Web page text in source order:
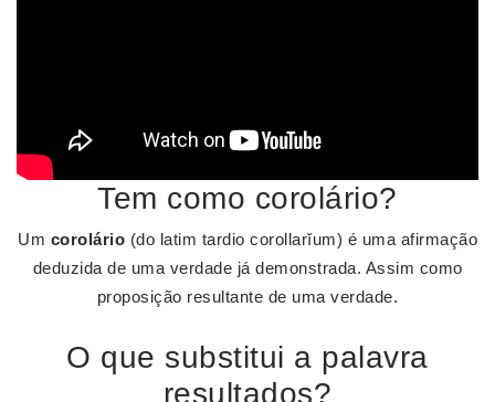
Tem como corolário?
Um corolário (do latim tardio corollarĭum) é uma afirmação
deduzida de uma verdade já demonstrada. Assim como
proposição resultante de uma verdade.
O que substitui a palavra
resultados?